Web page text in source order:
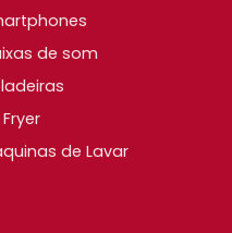
de som
de Lavar